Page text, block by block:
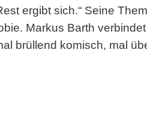
ergibt sich.“ Seine
Markus Barth
brüllend komisch, mal